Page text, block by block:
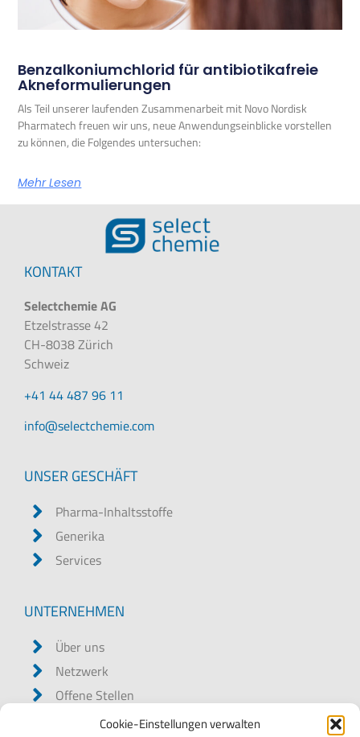
Cookie-Einstellungen verwalten
Benzalkoniumchlorid für antibiotikafreie
Akneformulierungen
Als Teil unserer laufenden Zusammenarbeit mit Novo Nordisk
Pharmatech freuen wir uns, neue Anwendungseinblicke vorstellen
zu können, die Folgendes untersuchen:
Mehr Lesen
KONTAKT
Selectchemie AG
Etzelstrasse 42
CH-8038 Zürich
Schweiz
+41 44 487 96 11
moc.eimehctceles
@ofni
UNSER GESCHÄFT
Pharma-Inhaltsstoffe
Generika
Services
UNTERNEHMEN
Über uns
Netzwerk
Offene Stellen
Bedingungen und Konditionen